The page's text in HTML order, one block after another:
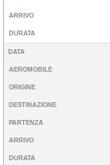
ARRIVO
DURATA
DATA
AEROMOBILE
ORIGINE
DESTINAZIONE
PARTENZA
ARRIVO
DURATA